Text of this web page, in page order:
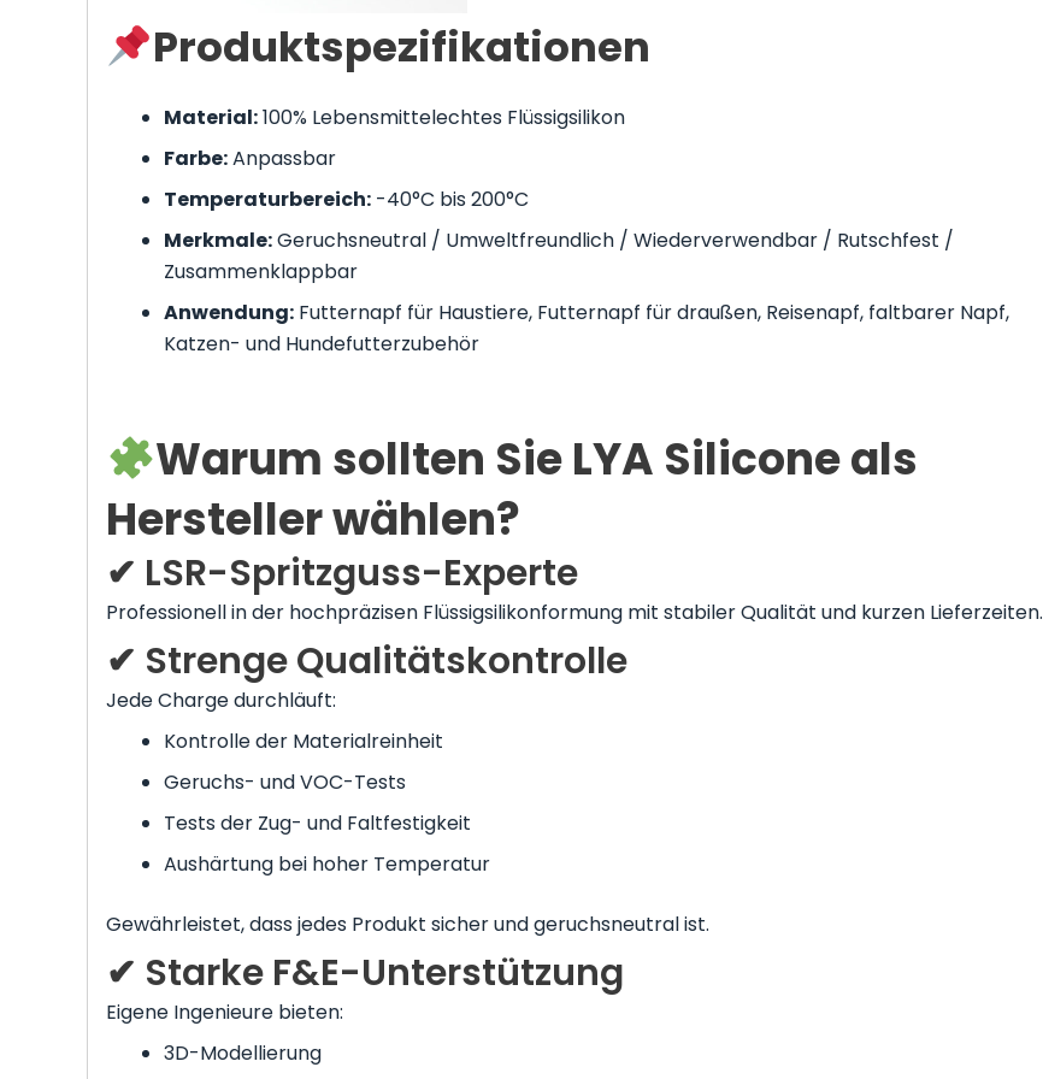
Produktspezifikationen
Material:100% Lebensmittelechtes Flüssigsilikon
Farbe:Anpassbar
Temperaturbereich: -40°C bis 200°C
Merkmale:Geruchsneutral / Umweltfreundlich / Wiederverwendbar / Rutschfest /
Zusammenklappbar
Anwendung: Futternapf für Haustiere, Futternapf für draußen, Reisenapf, faltbarer Napf,
Katzen- und Hundefutterzubehör
Warum sollten Sie LYA Silicone als
Hersteller wählen?
✔ LSR-Spritzguss-Experte
Professionell in der hochpräzisen Flüssigsilikonformung mit stabiler Qualität und kurzen Lieferzeiten.
✔ Strenge Qualitätskontrolle
Jede Charge durchläuft:
Kontrolle der Materialreinheit
Geruchs- und VOC-Tests
Tests der Zug- und Faltfestigkeit
Aushärtung bei hoher Temperatur
Gewährleistet, dass jedes Produkt sicher und geruchsneutral ist.
✔ Starke F&E-Unterstützung
Eigene Ingenieure bieten:
3D-Modellierung